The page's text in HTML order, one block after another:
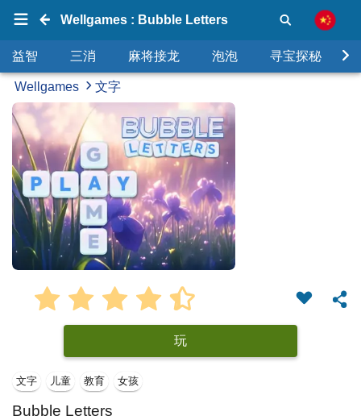
Wellgames : Bubble Letters
益智 三消 麻将接龙 泡泡 寻宝探秘
Wellgames 文字
玩
文字 儿童 教育 女孩
Bubble Letters